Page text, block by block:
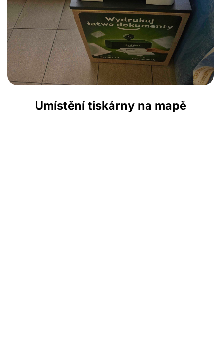
Umístění tiskárny na mapě